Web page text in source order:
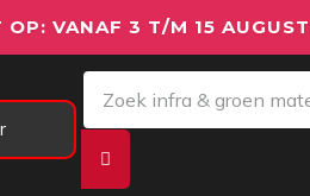
OP: VANAF 3 T/M 15